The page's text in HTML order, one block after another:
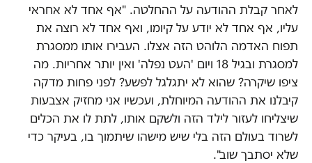
לאחר קבלת ההודעה על ההחלטה. "אף אחד לא אחראי
עליו, אף אחד לא יודע על קיומו, ואף אחד לא רוצה את
תפוח האדמה הלוהט הזה אצלו. העבירו אותו ממסגרת
למסגרת ובגיל 18 ויום 'העט נפלה' ואין יותר אחריות. מה
ציפו שיקרה? שהוא לא יתגלגל לפשע? לפני פחות מדקה
קיבלנו את ההודעה המיוחלת, ועכשיו אני מחזיק אצבעות
שיצליחו לעזור לילד הזה ולשקם אותו, לתת לו את הכלים
לשרוד בעולם הזה בלי שיש מישהו שיתמוך בו, בעיקר כדי
שלא יסתבך שוב".